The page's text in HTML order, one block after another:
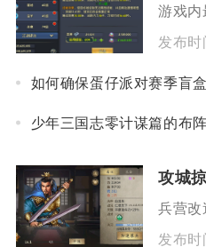
发布时
如何确保蛋仔派对赛季盲
少年三国志零计谋篇的布
发布时